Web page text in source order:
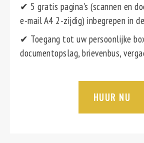
✔ 5 gratis pagina's (scannen en
e-mail A4 2-zijdig) inbegrepen in
✔ Toegang tot uw persoonlijke
documentopslag, brievenbus,
HUUR NU